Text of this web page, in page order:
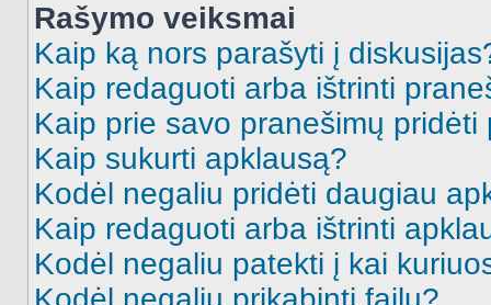
Rašymo veiksmai
Kaip ką nors parašyti į
Kaip redaguoti arba ištrinti
Kaip prie savo pranešimų pridėti
Kaip sukurti apklausą?
Kodėl negaliu pridėti daugiau
Kaip redaguoti arba ištrinti
Kodėl negaliu patekti į kai